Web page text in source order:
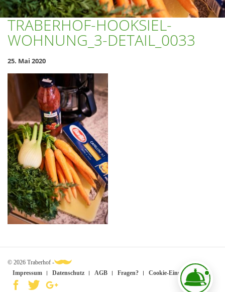
TRABERHOF-HOOKSIEL-
WOHNUNG_3-DETAIL_0033
25. Mai 2020
© 2026 Traberhof -
Impressum
Datenschutz AGB Fragen? Cookie-Einstellungen